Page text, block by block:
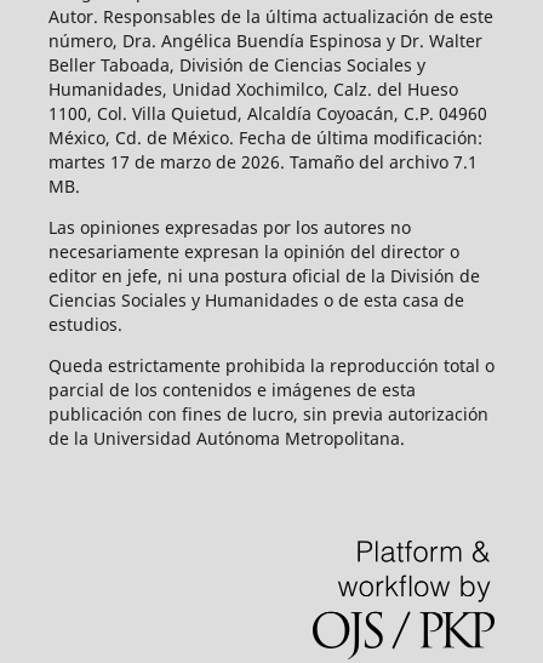
Autor. Responsables de la última actualización de este
número, Dra. Angélica Buendía Espinosa y Dr. Walter
Beller Taboada, División de Ciencias Sociales y
Humanidades, Unidad Xochimilco, Calz. del Hueso
1100, Col. Villa Quietud, Alcaldía Coyoacán, C.P. 04960
México, Cd. de México. Fecha de última modificación:
martes 17 de marzo de 2026. Tamaño del archivo 7.1
MB.
Las opiniones expresadas por los autores no
necesariamente expresan la opinión del director o
editor en jefe, ni una postura oficial de la División de
Ciencias Sociales y Humanidades o de esta casa de
estudios.
Queda estrictamente prohibida la reproducción total o
parcial de los contenidos e imágenes de esta
publicación con fines de lucro, sin previa autorización
de la Universidad Autónoma Metropolitana.